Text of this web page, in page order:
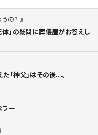
うの?
体」の疑問に葬儀屋がお答えし
「神父」はその後...。
ラー